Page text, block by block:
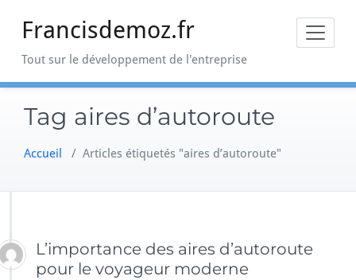
Francisdemoz.fr
Tout sur le développement de l'entreprise
Tag aires d’autoroute
Accueil / Articles étiquetés "aires d’autoroute"
L’importance des aires d’autoroute
pour le voyageur moderne